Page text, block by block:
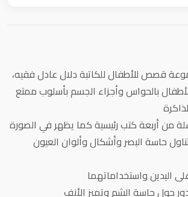
قصص للأطفال للكاتبة دلال عادل فقيه،
بالحواس وأجزاء الجسم بأسلوب ممتع
من أربعة كتب رئيسية كما يظهر في الصورة
حاسة البصر وأشكال وألوان العيون
اليدين واستخداماتهما
حول حاسة الشم وتميز الأنف